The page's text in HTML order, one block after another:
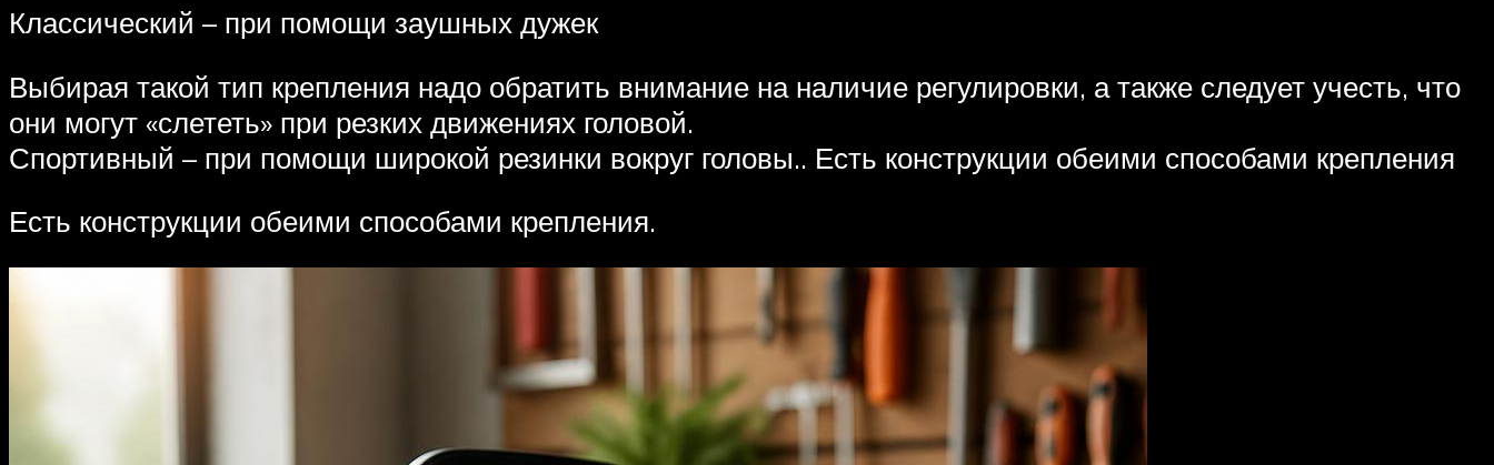
Классический – при помощи заушных дужек
Выбирая такой тип крепления надо обратить внимание на наличие регулировки, а также следует учесть, что
они могут «слететь» при резких движениях головой.
Спортивный – при помощи широкой резинки вокруг головы.. Есть конструкции обеими способами крепления
Есть конструкции обеими способами крепления.